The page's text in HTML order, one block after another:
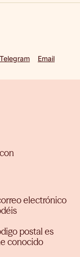
Telegram Email
electrónico
postal es
conocido